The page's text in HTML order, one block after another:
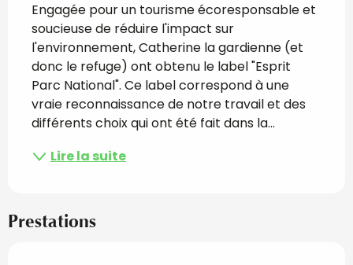
Engagée pour un tourisme écoresponsable et
soucieuse de réduire l'impact sur
l'environnement, Catherine la gardienne (et
donc le refuge) ont obtenu le label "Esprit
Parc National". Ce label correspond à une
vraie reconnaissance de notre travail et des
différents choix qui ont été fait dans la...
Lire la suite
Prestations